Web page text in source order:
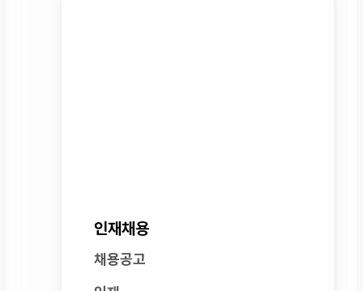
인재채용
채용공고